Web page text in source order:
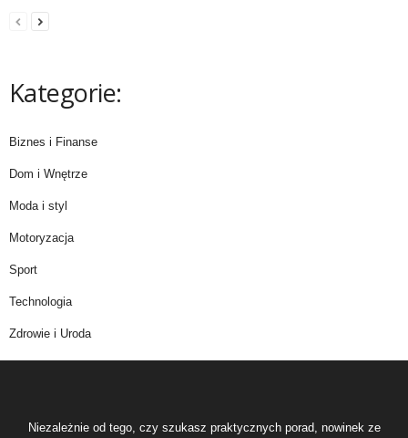
Kategorie:
Biznes i Finanse
Dom i Wnętrze
Moda i styl
Motoryzacja
Sport
Technologia
Zdrowie i Uroda
Niezależnie od tego, czy szukasz praktycznych porad, nowinek ze